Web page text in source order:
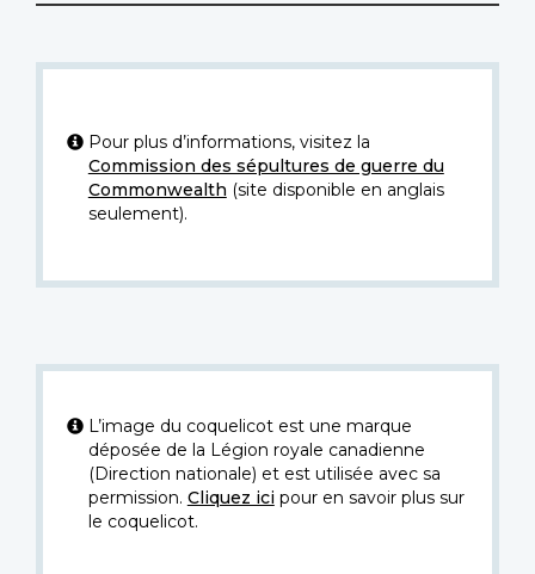
Pour plus d’informations, visitez la
Commission des sépultures de guerre du
Commonwealth (site disponible en anglais
seulement).
L’image du coquelicot est une marque
déposée de la Légion royale canadienne
(Direction nationale) et est utilisée avec sa
permission. Cliquez icipour en savoir plus sur
le coquelicot.